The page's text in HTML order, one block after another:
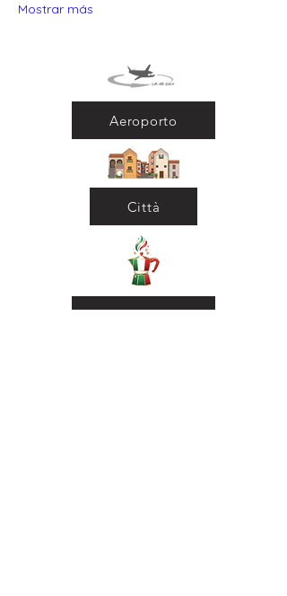
Mostrar más
Aeroporto
Città
Ritorna al Bar